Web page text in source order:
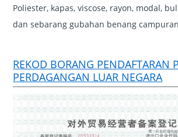
Poliester, kapas, viscose, rayon, modal,
dan sebarang gubahan benang
REKOD BORANG PENDAFTARAN
PERDAGANGAN LUAR NEGARA